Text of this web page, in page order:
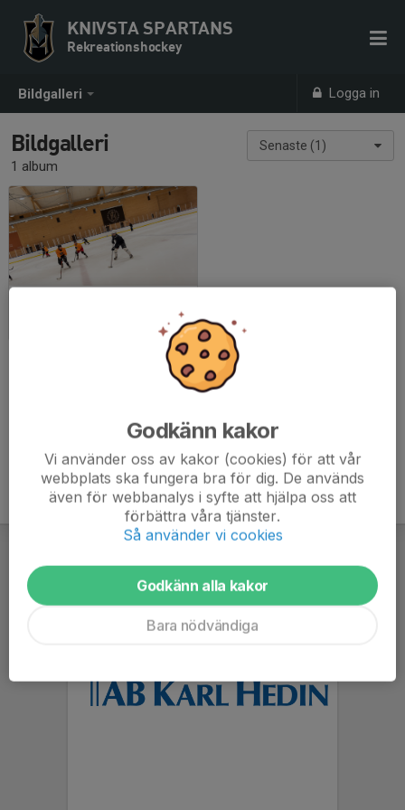
Bildgalleri Logga in
KNIVSTA SPARTANS
Rekreationshockey
Senaste (1)
Bildgalleri
1 album
Godkänn kakor
Vi använder oss av kakor (cookies) för att vår
webbplats ska fungera bra för dig. De används
även för webbanalys i syfte att hjälpa oss att
förbättra våra tjänster.
Så använder vi cookies
Godkänn alla kakor
Bara nödvändiga